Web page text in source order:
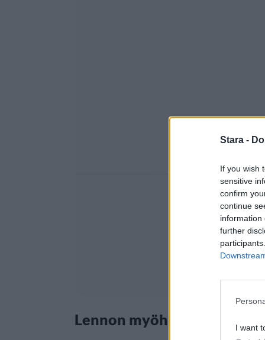
Stara -
If you wish
sensitive
confirm
continue
information
further
I want
Lennon myöhästyminen ja